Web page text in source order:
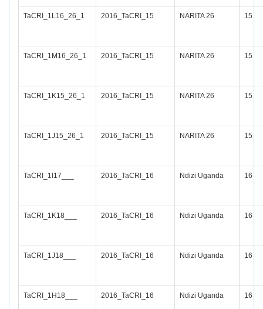
TaCRI_1L16_26_1 2016_TaCRI_15 NARITA 26 15
TaCRI_1M16_26_1 2016_TaCRI_15 NARITA 26 15
TaCRI_1K15_26_1 2016_TaCRI_15 NARITA 26 15
TaCRI_1J15_26_1 2016_TaCRI_15 NARITA 26 15
TaCRI_1I17___ 2016_TaCRI_16 Ndizi Uganda 16
TaCRI_1K18___ 2016_TaCRI_16 Ndizi Uganda 16
TaCRI_1J18___ 2016_TaCRI_16 Ndizi Uganda 16
TaCRI_1H18___ 2016_TaCRI_16 Ndizi Uganda 16